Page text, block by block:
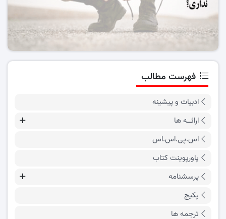
فهرست مطالب
ادبیات و پیشینه
ارائــه ها
اس.پی.اس.اس
پاورپوینت کتاب
پرسشنامه
پکیج
ترجمه ها